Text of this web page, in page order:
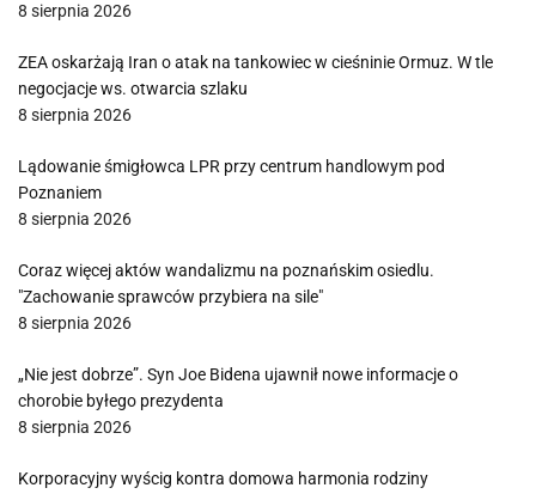
8 sierpnia 2026
ZEA oskarżają Iran o atak na tankowiec w cieśninie Ormuz. W tle
negocjacje ws. otwarcia szlaku
8 sierpnia 2026
Lądowanie śmigłowca LPR przy centrum handlowym pod
Poznaniem
8 sierpnia 2026
Coraz więcej aktów wandalizmu na poznańskim osiedlu.
"Zachowanie sprawców przybiera na sile"
8 sierpnia 2026
„Nie jest dobrze”. Syn Joe Bidena ujawnił nowe informacje o
chorobie byłego prezydenta
8 sierpnia 2026
Korporacyjny wyścig kontra domowa harmonia rodziny